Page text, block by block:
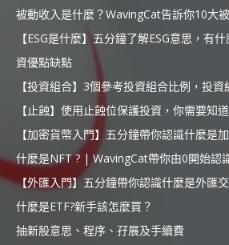
被動收入是什麼？WavingCat告訴你10大
【ESG是什麼】五分鐘了解ESG意思，有
資優點缺點
【投資組合】3個參考投資組合比例，投
【止蝕】使用止蝕位保護投資，你需要知
【加密貨幣入門】五分鐘帶你認識什麼是
什麼是NFT ? | WavingCat帶你由0開始認
【外匯入門】五分鐘帶你認識什麼是外匯
什麼是ETF?新手該怎麼買？
抽新股意思、程序、孖展及手續費